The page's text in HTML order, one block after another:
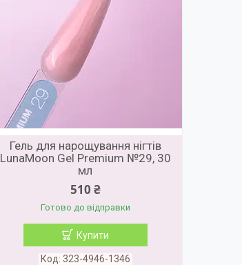
Гель для нарощування нігтів
LunaMoon Gel Premium №29, 30
мл
510 ₴
Готово до відправки
Купити
323-4946-1346